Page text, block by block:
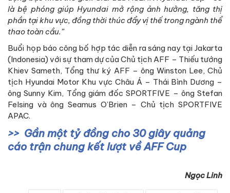
là bệ phóng giúp Hyundai mở rộng ảnh hưởng, tăng thị
phần tại khu vực, đồng thời thúc đẩy vị thế trong ngành thể
thao toàn cầu.”
Buổi họp báo công bố hợp tác diễn ra sáng nay tại Jakarta
(Indonesia) với sự tham dự của Chủ tịch AFF – Thiếu tướng
Khiev Sameth, Tổng thư ký AFF – ông Winston Lee, Chủ
tịch Hyundai Motor Khu vực Châu Á – Thái Bình Dương –
ông Sunny Kim, Tổng giám đốc SPORTFIVE – ông Stefan
Felsing và ông Seamus O’Brien – Chủ tịch SPORTFIVE
APAC.
Gần một tỷ đồng cho 30 giây quảng
cáo trận chung kết lượt về AFF Cup
Ngọc Linh